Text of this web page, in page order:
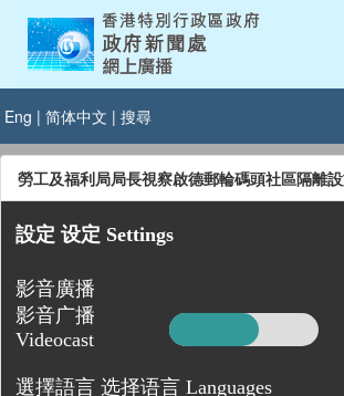
Eng | 简体中文 | 搜尋
勞工及福利局局長視察啟德郵輪碼頭社區隔離